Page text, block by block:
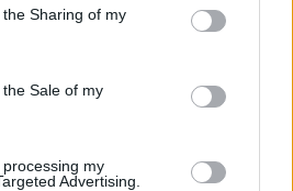
Sharing of my
Sale of my
my
Advertising.